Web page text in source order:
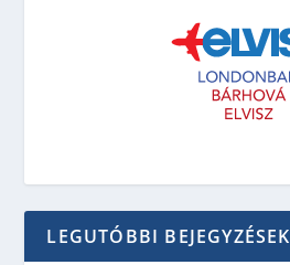
LEGUTÓBBI BEJEGYZÉSEK